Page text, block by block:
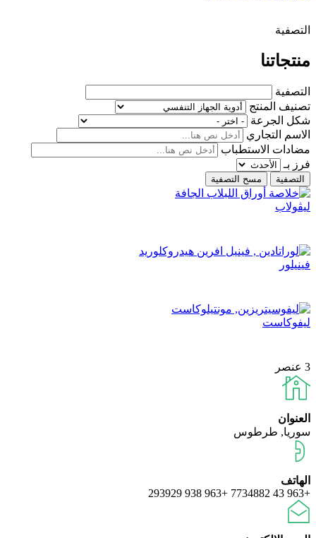
التصفية
منتجاتنا
التصفية
تصنيف المنتج
شكل الجرعة
الاسم التجاري
مضادات الاستطباب
فرز بـ
ليڨولاب
فينيلور
ليفوكاست
3 عنصر
العنوان
سوريا, طرطوس
الهاتف
+963 43 7734882
+963 938 293929